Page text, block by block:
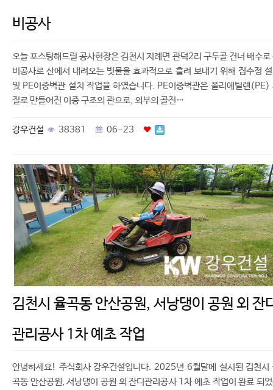
비공사
오늘 포스팅해드릴 공사현장은 김천시 지례면 관덕2리 구두골 건너 배수로
비공사로 산에서 내려오는 빗물을 효과적으로 흘려 보내기 위해 집수정
및 PE이중벽관 설치 작업을 하였습니다. PE이중벽관은 폴리에틸렌(PE)
질로 만들어진 이중 구조의 관으로, 외부의 골진…
강우건설 38381 06-23
김천시 율곡동 안산공원, 서낭댕이 공원 외 잔
관리공사 1차 예초 작업
안녕하세요! 주식회사 강우건설입니다. 2025년 6월달에 실시된 김천시
곡동 안산공원, 서낭댕이 공원 외 잔디관리공사 1차 예초 작업이 완료 되